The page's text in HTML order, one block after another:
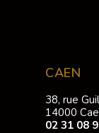
CAEN
38, rue
14000
02 31 08